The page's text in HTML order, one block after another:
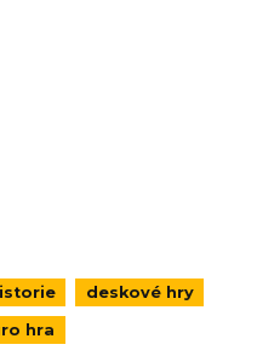
deskové hry
hra